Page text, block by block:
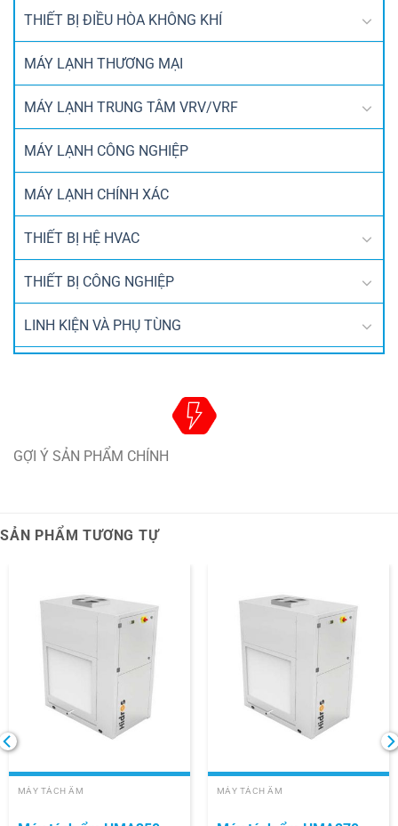
THIẾT BỊ ĐIỀU HÒA KHÔNG KHÍ
MÁY LẠNH THƯƠNG MẠI
MÁY LẠNH TRUNG TÂM VRV/VRF
MÁY LẠNH CÔNG NGHIỆP
MÁY LẠNH CHÍNH XÁC
THIẾT BỊ HỆ HVAC
THIẾT BỊ CÔNG NGHIỆP
LINH KIỆN VÀ PHỤ TÙNG
GỢI Ý SẢN PHẨM CHÍNH
SẢN PHẨM TƯƠNG TỰ
MÁY TÁCH ẨM MÁY TÁCH ẨM